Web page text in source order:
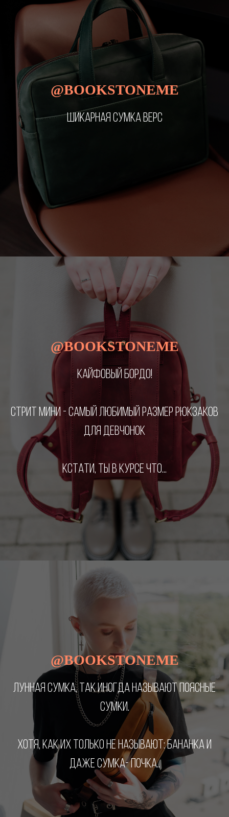
@BOOKSTONEME
ШИКАРНАЯ СУМКА ВЕРС
@BOOKSTONEME
КАЙФОВЫЙ БОРДО!
СТРИТ МИНИ - САМЫЙ ЛЮБИМЫЙ РАЗМЕР РЮКЗАКОВ
ДЛЯ ДЕВЧОНОК
КСТАТИ, ТЫ В КУРСЕ ЧТО...
@BOOKSTONEME
ЛУННАЯ СУМКА, ТАК ИНОГДА НАЗЫВАЮТ ПОЯСНЫЕ
СУМКИ.
ХОТЯ, КАК ИХ ТОЛЬКО НЕ НАЗЫВАЮТ: БАНАНКА И
ДАЖЕ СУМКА- ПОЧКА..